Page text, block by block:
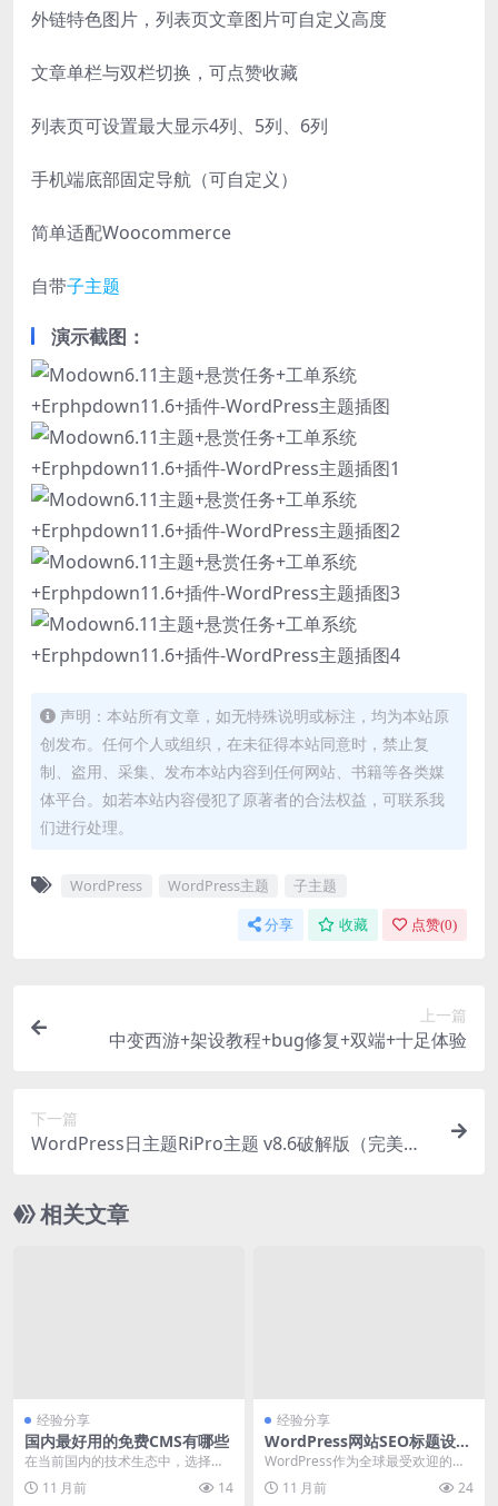
外链特色图片，列表页文章图片可自定义高度
文章单栏与双栏切换，可点赞收藏
列表页可设置最大显示4列、5列、6列
手机端底部固定导航（可自定义）
简单适配Woocommerce
自带子主题
演示截图：
声明：本站所有文章，如无特殊说明或标注，均为本站原
创发布。任何个人或组织，在未征得本站同意时，禁止复
制、盗用、采集、发布本站内容到任何网站、书籍等各类媒
体平台。如若本站内容侵犯了原著者的合法权益，可联系我
们进行处理。
WordPress WordPress主题 子主题
分享 收藏 点赞(0)
上一篇
中变西游+架设教程+bug修复+双端+十足体验
下一篇
WordPress日主题RiPro主题 v8.6破解版（完美无
相关文章
经验分享
国内最好用的免费CMS有哪些
在当前国内的技术生态中，选择一
款免费且性能优良的CMS（内容管
理系统）对于构建和...
11 月前 14
经验分享
WordPress网站SEO标题设置
方法详解
WordPress作为全球最受欢迎的内
容管理系统之一，其seo标题设置对
于提升网...
11 月前 24